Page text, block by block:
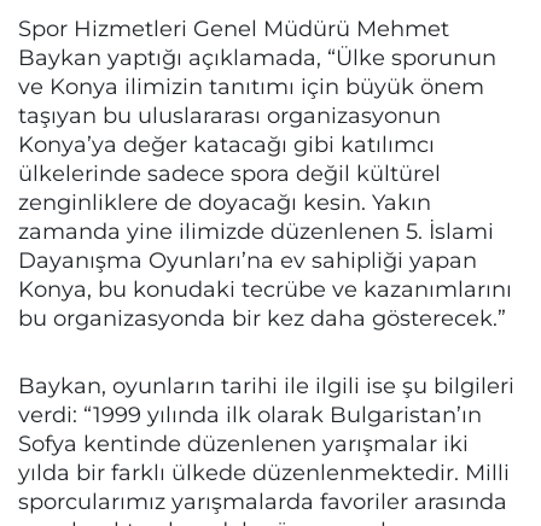
Spor Hizmetleri Genel Müdürü Mehmet
Baykan yaptığı açıklamada, “Ülke sporunun
ve Konya ilimizin tanıtımı için büyük önem
taşıyan bu uluslararası organizasyonun
Konya’ya değer katacağı gibi katılımcı
ülkelerinde sadece spora değil kültürel
zenginliklere de doyacağı kesin. Yakın
zamanda yine ilimizde düzenlenen 5. İslami
Dayanışma Oyunları’na ev sahipliği yapan
Konya, bu konudaki tecrübe ve kazanımlarını
bu organizasyonda bir kez daha gösterecek.”
Baykan, oyunların tarihi ile ilgili ise şu bilgileri
verdi: “1999 yılında ilk olarak Bulgaristan’ın
Sofya kentinde düzenlenen yarışmalar iki
yılda bir farklı ülkede düzenlenmektedir. Milli
sporcularımız yarışmalarda favoriler arasında